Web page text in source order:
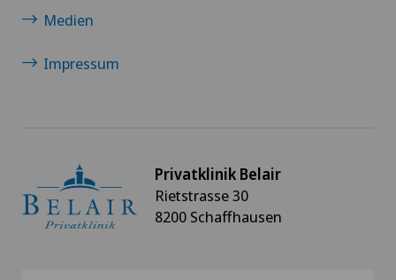
Kniearthrose (Gonarthrose)
Kniearthroskopie
Medien
Impressum
Privatklinik Belair
Rietstrasse 30
8200 Schaffhausen